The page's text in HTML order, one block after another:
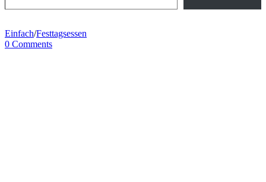
Einfach/Festtagsessen
0 Comments